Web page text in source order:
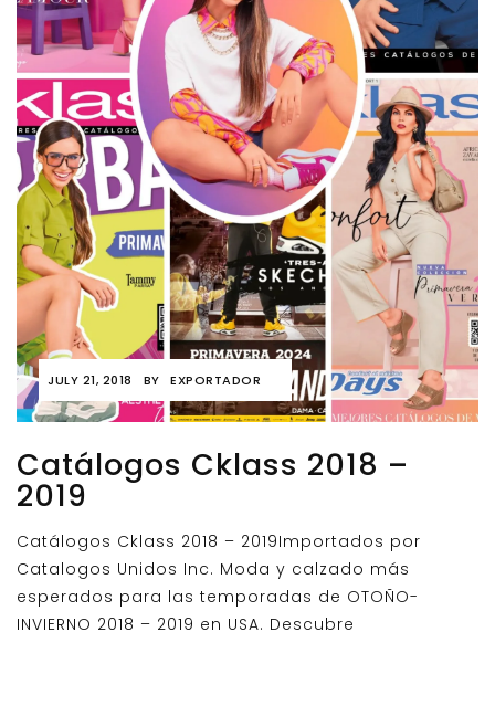
JULY 21, 2018 BY EXPORTADOR
Catálogos Cklass 2018 –
2019
Catálogos Cklass 2018 – 2019Importados por
Catalogos Unidos Inc. Moda y calzado más
esperados para las temporadas de OTOÑO-
INVIERNO 2018 – 2019 en USA. Descubre